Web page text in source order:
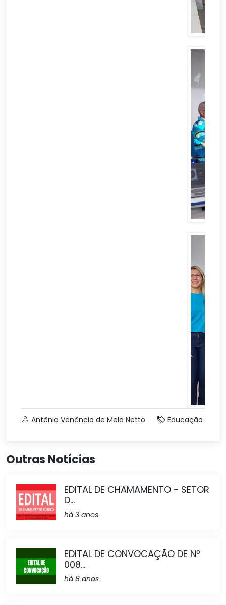
Antônio Venâncio de Melo Netto Educação
Outras Notícias
EDITAL DE CHAMAMENTO - SETOR
D...
há 3 anos
EDITAL DE CONVOCAÇÃO DE Nº
008...
há 8 anos